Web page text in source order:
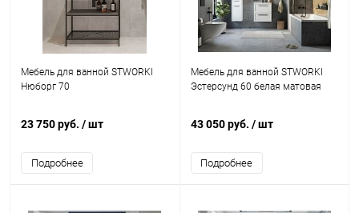
Мебель для ванной STWORKI
Нюборг 70
23 750 руб. / шт
Подробнее
Мебель для ванной STWORKI
Эстерсунд 60 белая матовая
43 050 руб. / шт
Подробнее